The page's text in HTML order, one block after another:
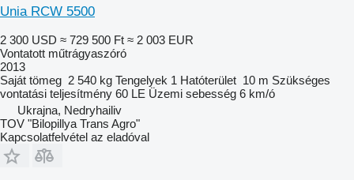
Unia RCW 5500
2 300 USD ≈ 729 500 Ft ≈ 2 003 EUR
Vontatott műtrágyaszóró
2013
Saját tömeg 2 540 kg Tengelyek 1 Hatóterület 10 m Szükséges
vontatási teljesítmény 60 LE Üzemi sebesség 6 km/ó
Ukrajna, Nedryhailiv
TOV "Bilopillya Trans Agro"
Kapcsolatfelvétel az eladóval